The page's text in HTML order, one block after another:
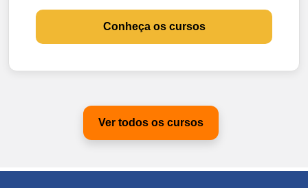
Conheça os cursos
Ver todos os cursos